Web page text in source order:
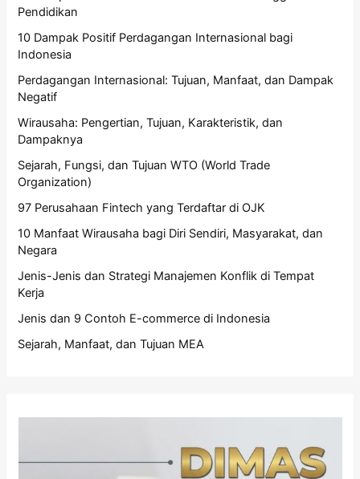
Pendidikan
10 Dampak Positif Perdagangan Internasional bagi
Indonesia
Perdagangan Internasional: Tujuan, Manfaat, dan Dampak
Negatif
Wirausaha: Pengertian, Tujuan, Karakteristik, dan
Dampaknya
Sejarah, Fungsi, dan Tujuan WTO (World Trade
Organization)
97 Perusahaan Fintech yang Terdaftar di OJK
10 Manfaat Wirausaha bagi Diri Sendiri, Masyarakat, dan
Negara
Jenis-Jenis dan Strategi Manajemen Konflik di Tempat
Kerja
Jenis dan 9 Contoh E-commerce di Indonesia
Sejarah, Manfaat, dan Tujuan MEA